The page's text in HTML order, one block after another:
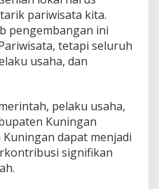
pariwisata kita.
pengembangan ini
tetapi seluruh
usaha, dan
pelaku usaha,
Kuningan
dapat menjadi
signifikan